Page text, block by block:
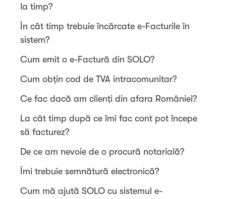
la timp?
În cât timp trebuie încărcate e-Facturile în
sistem?
Cum emit o e-Factură din SOLO?
Cum obțin cod de TVA intracomunitar?
Ce fac dacă am clienți din afara României?
La cât timp după ce îmi fac cont pot începe
să facturez?
De ce am nevoie de o procură notarială?
Îmi trebuie semnătură electronică?
Cum mă ajută SOLO cu sistemul e-